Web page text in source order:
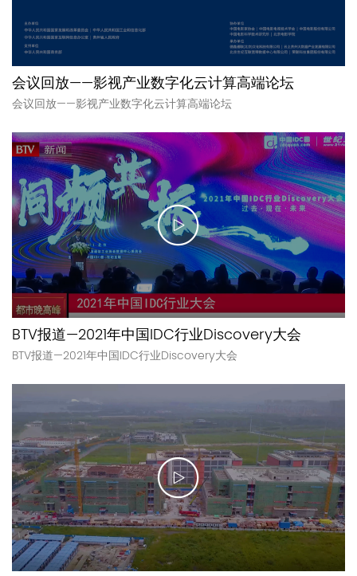
会议回放——影视产业数字化云计算高端论坛
会议回放——影视产业数字化云计算高端论坛
BTV报道—2021年中国IDC行业Discovery大会
BTV报道—2021年中国IDC行业Discovery大会